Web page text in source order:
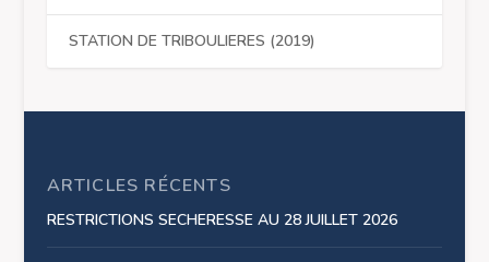
STATION DE TRIBOULIERES (2019)
ARTICLES RÉCENTS
RESTRICTIONS SECHERESSE AU 28 JUILLET 2026